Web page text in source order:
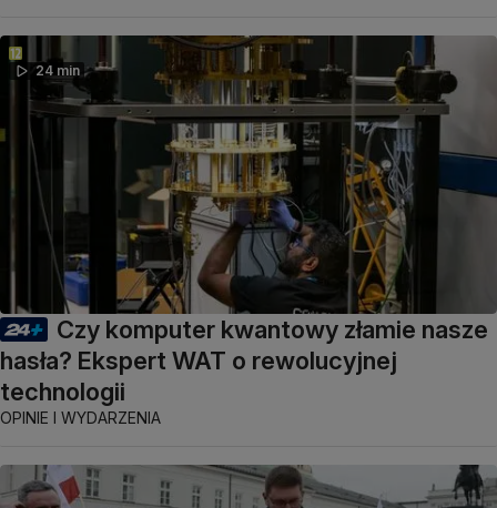
24 min
Czy komputer kwantowy złamie nasze
hasła? Ekspert WAT o rewolucyjnej
technologii
OPINIE I WYDARZENIA